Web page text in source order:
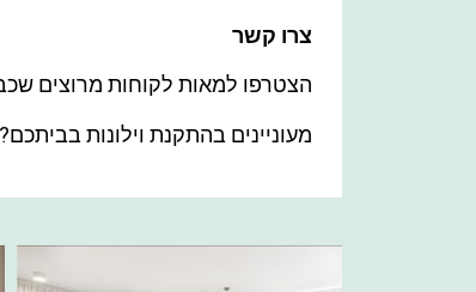
צרו קשר
הצטרפו למאות לקוחות מרוצים
מעוניינים בהתקנת וילונות